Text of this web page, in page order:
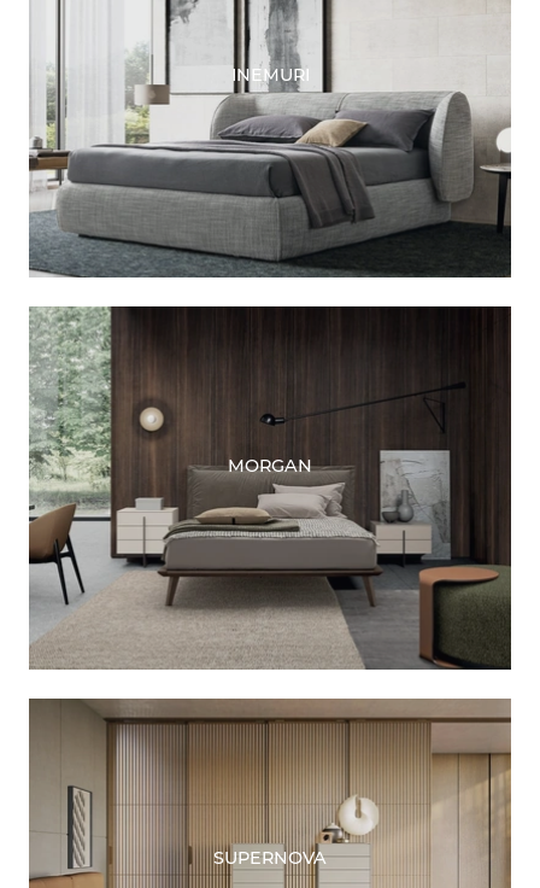
INEMURI
MORGAN
SUPERNOVA